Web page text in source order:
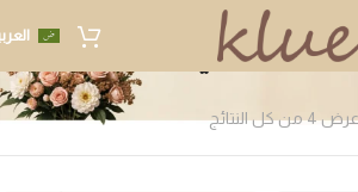
ورد صناعي
⁦4⁩ من كل النتائج